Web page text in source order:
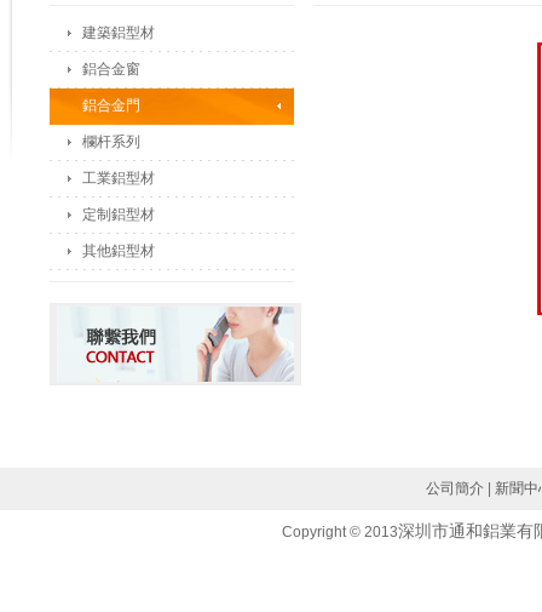
建築鋁型材
鋁合金窗
鋁合金門
欄杆系列
工業鋁型材
定制鋁型材
其他鋁型材
公司簡介 新聞中
Copyright © 2013深圳市通和鋁業有